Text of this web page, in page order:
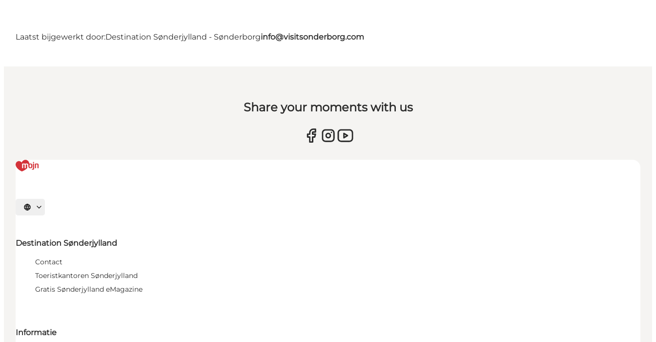
Laatst bijgewerkt door:Destination Sønderjylland - Sønderborginfo@visitsonderborg.com
Share your moments with us
Selecteer taal
Destination Sønderjylland
Contact
Toeristkantoren Sønderjylland
Gratis Sønderjylland eMagazine
Informatie